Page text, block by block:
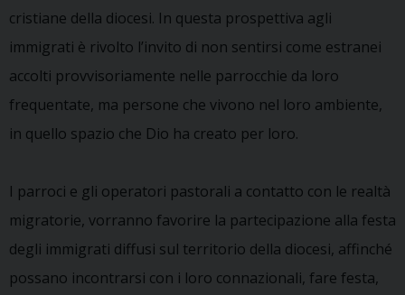
cristiane della diocesi. In questa prospettiva agli
immigrati è rivolto l’invito di non sentirsi come estranei
accolti provvisoriamente nelle parrocchie da loro
frequentate, ma persone che vivono nel loro ambiente,
in quello spazio che Dio ha creato per loro.
I parroci e gli operatori pastorali a contatto con le realtà
migratorie, vorranno favorire la partecipazione alla festa
degli immigrati diffusi sul territorio della diocesi, affinché
possano incontrarsi con i loro connazionali, fare festa,